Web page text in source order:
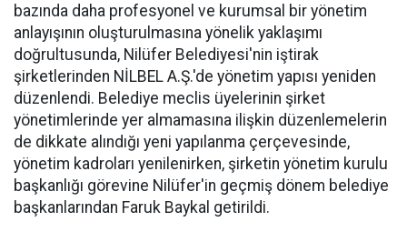
bazında daha profesyonel ve kurumsal bir yönetim
anlayışının oluşturulmasına yönelik yaklaşımı
doğrultusunda, Nilüfer Belediyesi'nin iştirak
şirketlerinden NİLBEL A.Ş.'de yönetim yapısı yeniden
düzenlendi. Belediye meclis üyelerinin şirket
yönetimlerinde yer almamasına ilişkin düzenlemelerin
de dikkate alındığı yeni yapılanma çerçevesinde,
yönetim kadroları yenilenirken, şirketin yönetim kurulu
başkanlığı görevine Nilüfer'in geçmiş dönem belediye
başkanlarından Faruk Baykal getirildi.